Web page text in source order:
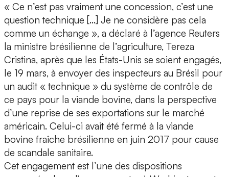
« Ce n’est pas vraiment une concession, c’est une
question technique […] Je ne considère pas cela
comme un échange », a déclaré à l’agence Reuters
la ministre brésilienne de l’agriculture, Tereza
Cristina, après que les États-Unis se soient engagés,
le 19 mars, à envoyer des inspecteurs au Brésil pour
un audit « technique » du système de contrôle de
ce pays pour la viande bovine, dans la perspective
d’une reprise de ses exportations sur le marché
américain. Celui-ci avait été fermé à la viande
bovine fraîche brésilienne en juin 2017 pour cause
de scandale sanitaire.
Cet engagement est l’une des dispositions